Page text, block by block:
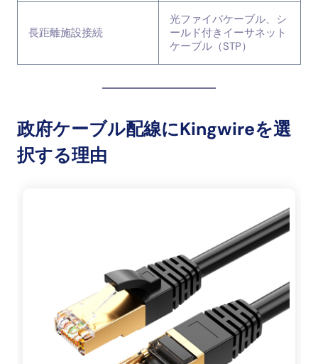
長距離施設接続
光ファイバケーブル、シ
ールド付きイーサネット
ケーブル（STP）
政府ケーブル配線にKingwireを選
択する理由